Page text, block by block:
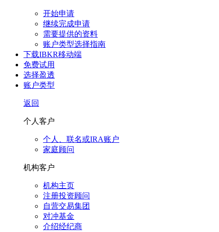
开始申请
继续完成申请
需要提供的资料
账户类型选择指南
下载IBKR移动端
免费试用
选择盈透
账户类型
返回
个人客户
个人、联名或IRA账户
家庭顾问
机构客户
机构主页
注册投资顾问
自营交易集团
对冲基金
介绍经纪商